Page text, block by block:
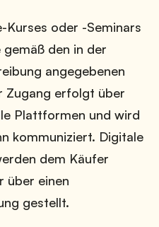
Kurses oder -Seminars
den in der
angegebenen
Zugang erfolgt über
Plattformen und wird
kommuniziert. Digitale
dem Käufer
über einen
gestellt.